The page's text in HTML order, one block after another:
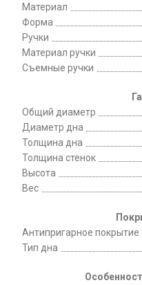
Материал
Форма
Ручки
Материал ручки
Съемные ручки
Общий диаметр
Диаметр дна
Толщина дна
Толщина стенок
Высота
Вес
Антипригарное покрытие
Тип дна